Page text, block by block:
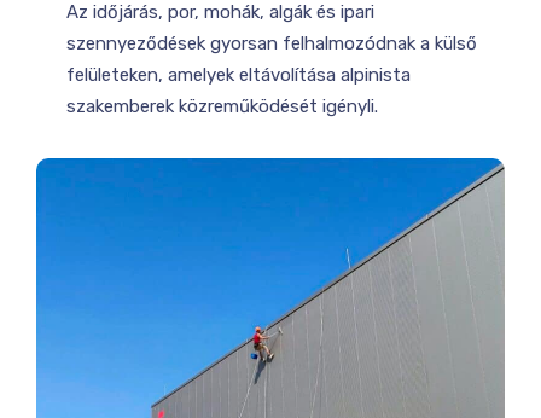
Az időjárás, por, mohák, algák és ipari
szennyeződések gyorsan felhalmozódnak a külső
felületeken, amelyek eltávolítása alpinista
szakemberek közreműködését igényli.